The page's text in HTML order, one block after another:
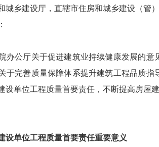
城乡建设厅，直辖市住房和城乡建设（管
办公厅关于促进建筑业持续健康发展的
于完善质量保障体系提升建筑工程品质
设单位工程质量首要责任，不断提高房屋
设单位工程质量首要责任重要意义